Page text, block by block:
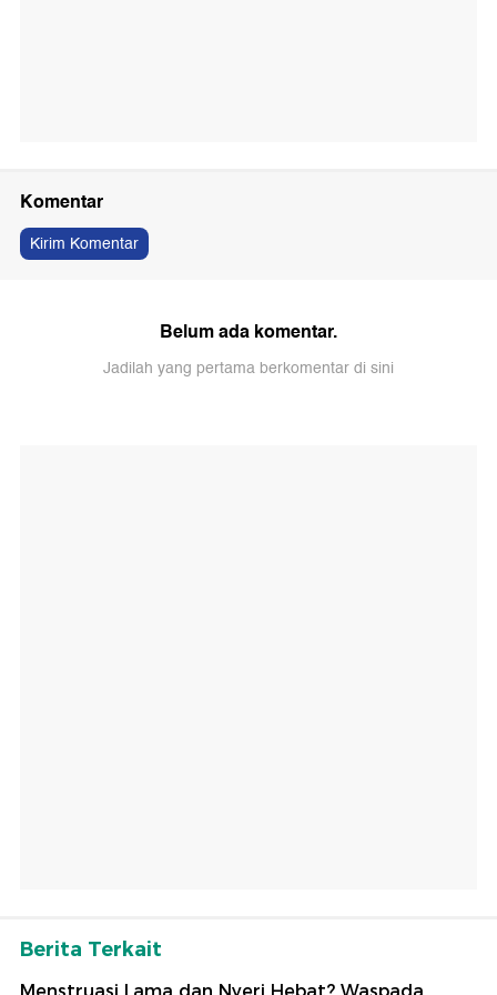
Komentar
Kirim Komentar
Belum ada komentar.
Jadilah yang pertama berkomentar di sini
Berita Terkait